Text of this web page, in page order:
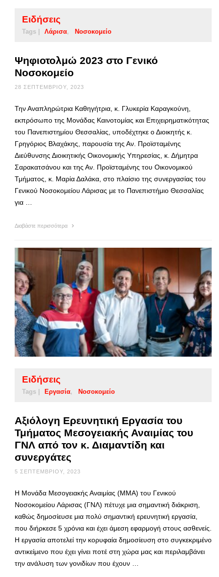
Ειδήσεις
Tags | Λάρισα Νοσοκομείο
Ψηφιοτολμώ 2023 στο Γενικό
Νοσοκομείο
28 ΣΕΠΤΕΜΒΡΊΟΥ, 2023
Την Αναπληρώτρια Καθηγήτρια, κ. Γλυκερία Καραγκούνη,
εκπρόσωπο της Μονάδας Καινοτομίας και Επιχειρηματικότητας
του Πανεπιστημίου Θεσσαλίας, υποδέχτηκε ο Διοικητής κ.
Γρηγόριος Βλαχάκης, παρουσία της Αν. Προϊσταμένης
Διεύθυνσης Διοικητικής Οικονομικής Υπηρεσίας, κ. Δήμητρα
Σαρακατσάνου και της Αν. Προϊσταμένης του Οικονομικού
Τμήματος, κ. Μαρία Δαλάκα, στο πλαίσιο της συνεργασίας του
Γενικού Νοσοκομείου Λάρισας με το Πανεπιστήμιο Θεσσαλίας
για …
Διαβάστε περισσότερα
Ειδήσεις
Tags | Εργασία Νοσοκομείο
Αξιόλογη Ερευνητική Εργασία του
Τμήματος Μεσογειακής Αναιμίας του
ΓΝΛ από τον κ. Διαμαντίδη και
συνεργάτες
5 ΣΕΠΤΕΜΒΡΊΟΥ, 2023
Η Μονάδα Μεσογειακής Αναιμίας (ΜΜΑ) του Γενικού
Νοσοκομείου Λάρισας (ΓΝΛ) πέτυχε μια σημαντική διάκριση,
καθώς δημοσίευσε μια πολύ σημαντική ερευνητική εργασία,
που διήρκεσε 5 χρόνια και έχει άμεση εφαρμογή στους ασθενείς.
Η εργασία αποτελεί την κορυφαία δημοσίευση στο συγκεκριμένο
αντικείμενο που έχει γίνει ποτέ στη χώρα μας και περιλαμβάνει
την ανάλυση των γονιδίων που έχουν …